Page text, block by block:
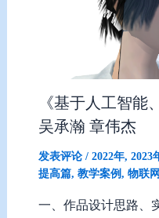
《基于人工智能
吴承瀚 章伟杰
发表评论 / 2022年, 2023
提高篇, 教学案例, 物联网
一、作品设计思路、